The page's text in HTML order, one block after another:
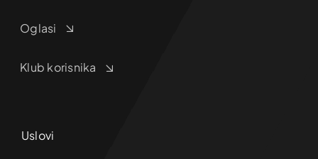
Oglasi
Klub korisnika
Uslovi